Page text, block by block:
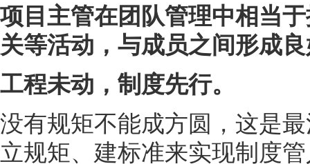
项目主管在团队管理中相当
关等活动，与成员之间形成
工程未动，制度先行。
没有规矩不能成方圆，这是
立规矩、建标准来实现制度